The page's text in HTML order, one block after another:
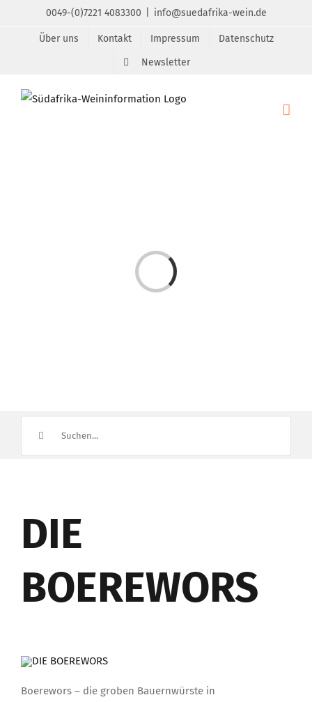
0049-(0)7221 4083300 info@suedafrika-wein.de
Über uns Kontakt Impressum
Datenschutz
Newsletter
Laden...
nach:
DIE
BOEREWORS
Boerewors – die groben Bauernwürste in